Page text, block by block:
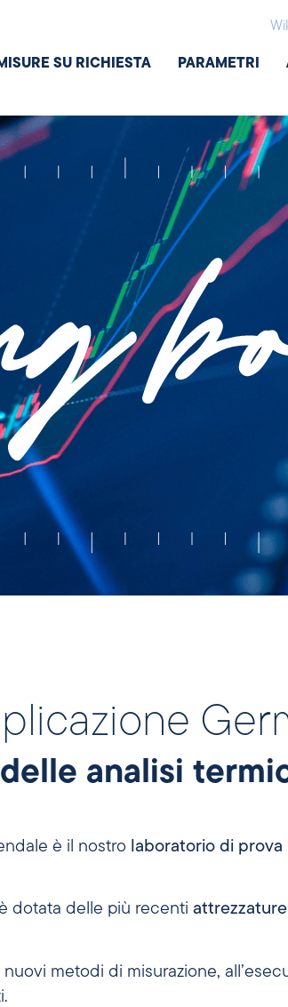
SU RICHIESTA PARAMETRI
analisi
è il nostro laboratorio di prova
dotata delle più recenti attrezzature
metodi di misurazione,